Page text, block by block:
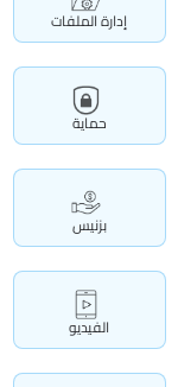
إدارة الملفات
حماية
بزنيس
الفيديو